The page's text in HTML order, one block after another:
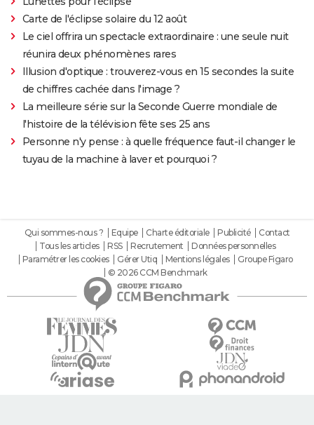
Carte de l'éclipse solaire du 12 août
Le ciel offrira un spectacle extraordinaire : une seule nuit
réunira deux phénomènes rares
Illusion d'optique : trouverez-vous en 15 secondes la suite
de chiffres cachée dans l'image ?
La meilleure série sur la Seconde Guerre mondiale de
l'histoire de la télévision fête ses 25 ans
Personne n'y pense : à quelle fréquence faut-il changer le
tuyau de la machine à laver et pourquoi ?
Qui sommes-nous ? Equipe Charte éditoriale Publicité
Contact
Tous les articles
RSS Recrutement
Données personnelles
Paramétrer les cookies
Gérer Utiq Mentions légales
Groupe Figaro
© 2026 CCM Benchmark